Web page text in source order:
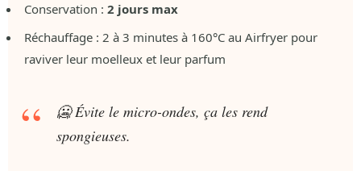
Conservation : 2 jours max
Réchauffage : 2 à 3 minutes à 160°C au Airfryer pour
raviver leur moelleux et leur parfum
🥶 Évite le micro-ondes, ça les rend
spongieuses.